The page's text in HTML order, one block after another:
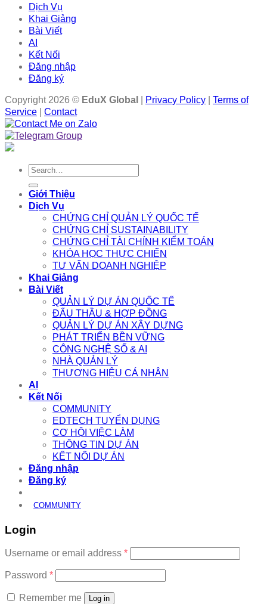
Dịch Vụ
Khai Giảng
Bài Viết
AI
Kết Nối
Đăng nhập
Đăng ký
Copyright 2026 © EduX Global Privacy Policy
Terms of
Service
Contact
Search
Giới Thiệu
Dịch Vụ
CHỨNG CHỈ QUẢN LÝ QUỐC TẾ
CHỨNG CHỈ SUSTAINABILITY
CHỨNG CHỈ TÀI CHÍNH KIỂM TOÁN
KHÓA HỌC THỰC CHIẾN
TƯ VẤN DOANH NGHIỆP
Khai Giảng
Bài Viết
QUẢN LÝ DỰ ÁN QUỐC TẾ
ĐẤU THẦU & HỢP ĐỒNG
QUẢN LÝ DỰ ÁN XÂY DỰNG
PHÁT TRIỂN BỀN VỮNG
CÔNG NGHỆ SỐ & AI
NHÀ QUẢN LÝ
THƯƠNG HIỆU CÁ NHÂN
AI
Kết Nối
COMMUNITY
EDTECH TUYỂN DỤNG
CƠ HỘI VIỆC LÀM
THÔNG TIN DỰ ÁN
KẾT NỐI DỰ ÁN
Đăng nhập
Đăng ký
COMMUNITY
Login
Username or email address *Required
Password *Required
Remember me Log in